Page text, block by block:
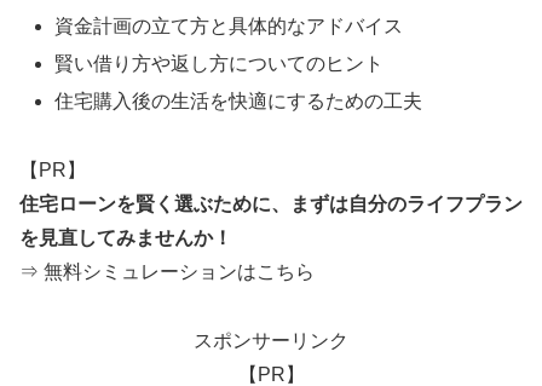
資金計画の立て方と具体的なアドバイス
賢い借り方や返し方についてのヒント
住宅購入後の生活を快適にするための工夫
【PR】
住宅ローンを賢く選ぶために、まずは自分のライフプラン
を見直してみませんか！
⇒ 無料シミュレーションはこちら
スポンサーリンク
【PR】